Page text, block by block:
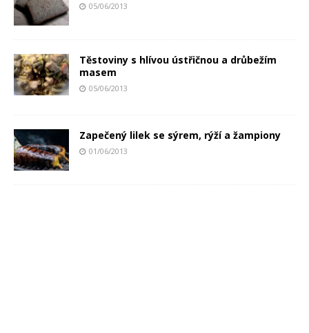
05/06/2013
Těstoviny s hlívou ústřičnou a drůbežím
masem
05/06/2013
Zapečený lilek se sýrem, rýží a žampiony
01/06/2013